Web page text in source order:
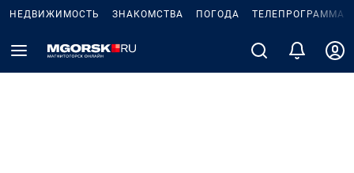
НЕДВИЖИМОСТЬ ЗНАКОМСТВА ПОГОДА ТЕЛЕПРОГРАММА